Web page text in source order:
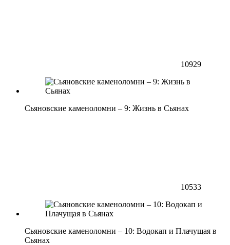
10929
Сьяновские каменоломни – 9: Жизнь в Сьянах
10533
Сьяновские каменоломни – 10: Водокап и Плачущая в
Сьянах